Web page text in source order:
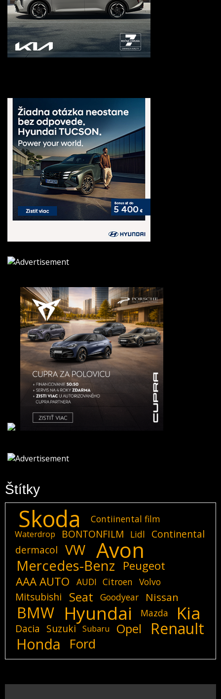
Štítky
Skoda Contiinental film
Waterdrop BONTONFILM Lidl
Continental
dermacol
VW Avon
Mercedes-Benz
Peugeot
AAA AUTO
AUDI Citroen Volvo
Mitsubishi Seat Goodyear Nissan
BMW Hyundai Mazda Kia
Dacia Suzuki Subaru Opel Renault
Honda Ford